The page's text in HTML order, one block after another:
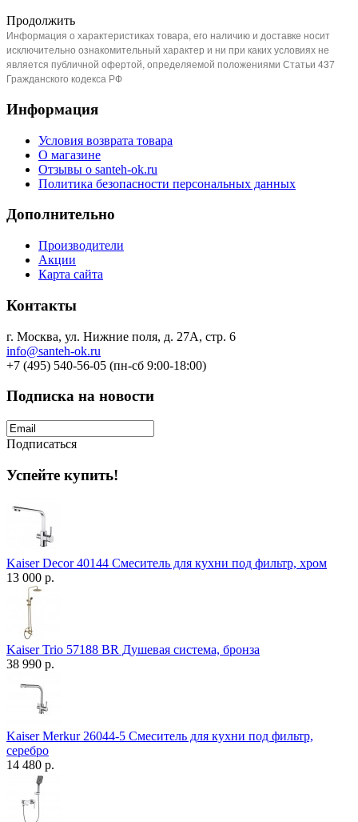
Продолжить
Информация о характеристиках товара, его наличию и доставке носит
исключительно ознакомительный характер и ни при каких условиях не
является публичной офертой, определяемой положениями Статьи 437
Гражданского кодекса РФ
Информация
Условия возврата товара
О магазине
Отзывы о santeh-ok.ru
Политика безопасности персональных данных
Дополнительно
Производители
Акции
Карта сайта
Контакты
г. Москва, ул. Нижние поля, д. 27А, стр. 6
info@santeh-ok.ru
+7 (495) 540-56-05 (пн-сб 9:00-18:00)
Подписка на новости
Подписаться
Успейте купить!
Kaiser Decor 40144 Смеситель для кухни под фильтр, хром
13 000 р.
Kaiser Trio 57188 BR Душевая система, бронза
38 990 р.
Kaiser Merkur 26044-5 Смеситель для кухни под фильтр,
серебро
14 480 р.